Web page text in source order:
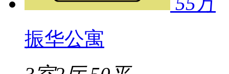
振华公寓